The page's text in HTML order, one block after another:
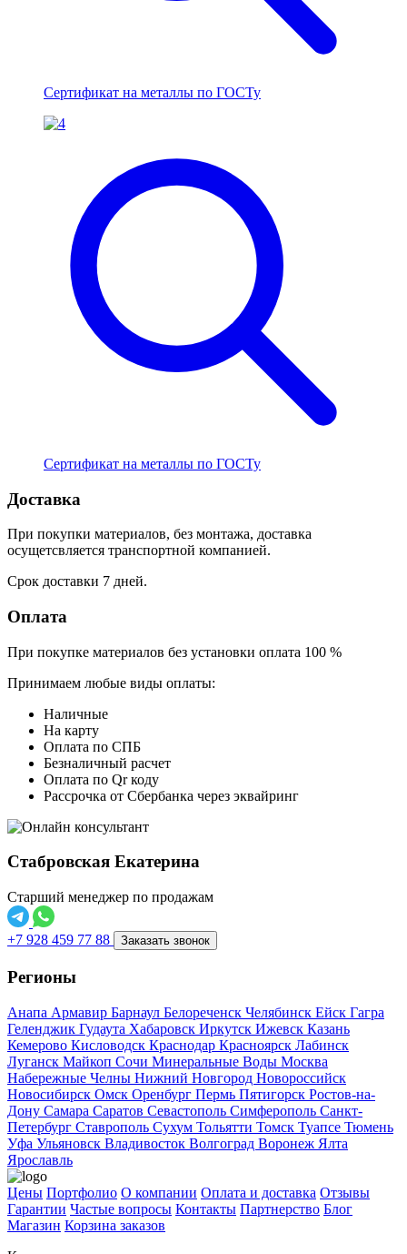
Сертификат на металлы по ГОСТу
Сертификат на металлы по ГОСТу
Доставка
При покупки материалов, без монтажа, доставка
осущетсвляется транспортной компанией.
Срок доставки 7 дней.
Оплата
При покупке материалов без установки оплата 100 %
Принимаем любые виды оплаты:
Наличные
На карту
Оплата по СПБ
Безналичный расчет
Оплата по Qr коду
Рассрочка от Сбербанка через эквайринг
Стабровская Екатерина
Старший менеджер по продажам
+7 928 459 77 88 Заказать звонок
Регионы
Анапа Армавир Барнаул Белореченск Челябинск Ейск Гагра
Геленджик Гудаута Хабаровск Иркутск Ижевск Казань
Кемерово Кисловодск Краснодар Красноярск Лабинск
Луганск Майкоп Сочи Минеральные Воды Москва
Набережные Челны Нижний Новгород Новороссийск
Новосибирск Омск Оренбург Пермь Пятигорск Ростов-на-
Дону Самара Саратов Севастополь Симферополь Санкт-
Петербург Ставрополь Сухум Тольятти Томск Туапсе Тюмень
Уфа Ульяновск Владивосток Волгоград Воронеж Ялта
Ярославль
Цены Портфолио О компании Оплата и доставка Отзывы
Гарантии Частые вопросы Контакты Партнерство Блог
Магазин Корзина заказов